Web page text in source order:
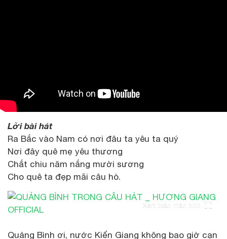
Lời bài hát
Ra Bắc vào Nam có nơi đâu ta yêu ta quý
Nơi đây quê mẹ yêu thương
Chắt chiu năm nắng mười sương
Cho quê ta đẹp mãi câu hò.
Xem toàn màn hình
Quảng Bình ơi, nước Kiến Giang không bao giờ cạn